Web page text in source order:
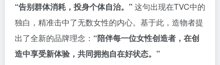
“告别群体消耗，投身个体自治。” 这句出现在TVC中的
独白，精准击中了无数女性的内心。基于此，造物者提
出了全新的品牌理念： “陪伴每一位女性创造者，在创
造中享受新体验，共同拥抱自在好状态。”